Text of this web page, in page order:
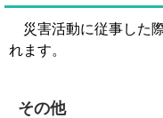
災害活動に従事した
れます。
その他